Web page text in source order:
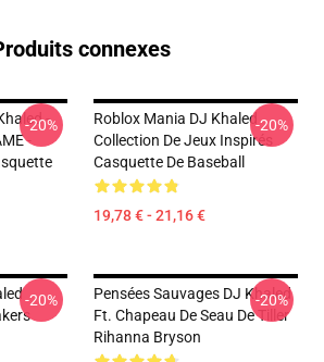
connexes
-
-
-20%
Roblox Mania DJ Khaled
Collection De Jeux Inspirés
Casquette De Baseball
19,78 € - 21,16 €
-20%
-20%
Pensées Sauvages DJ Khaled
Ft. Chapeau De Seau De Tiller
Rihanna Bryson
-20%